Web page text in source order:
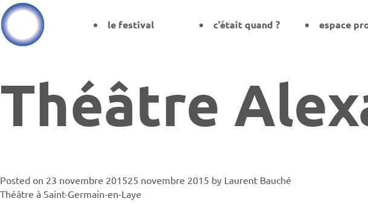
le festival c’était quand ? espace
Théâtre
Posted on 23 novembre 201525 novembre 2015 by Laurent Bauché
Théâtre à Saint-Germain-en-Laye